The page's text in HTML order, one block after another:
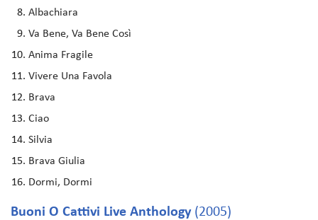
Albachiara
Va Bene, Va Bene Così
Anima Fragile
Vivere Una Favola
Brava
Ciao
Silvia
Brava Giulia
Dormi, Dormi
Buoni O Cattivi Live Anthology(2005)